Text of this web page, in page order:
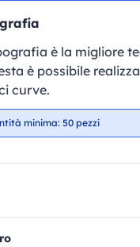
è la migliore
è possibile
curve.
minima: 50 pezzi